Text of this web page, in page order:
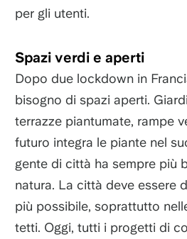
per gli utenti.
Spazi verdi e aperti
Dopo due lockdown in
bisogno di spazi aperti.
terrazze piantumate, rampe
futuro integra le piante nel
gente di città ha sempre più
natura. La città deve essere
più possibile, soprattutto
tetti. Oggi, tutti i progetti di